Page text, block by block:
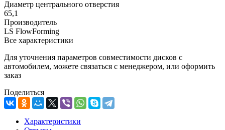
Диаметр центрального отверстия
65,1
Производитель
LS FlowForming
Все характеристики
Для уточнения параметров совместимости дисков с
автомобилем, можете связаться с менеджером, или оформить
заказ
Поделиться
Характеристики